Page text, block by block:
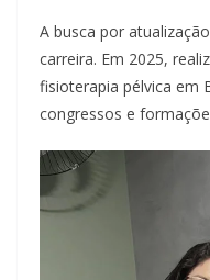
A busca por
carreira. Em 2025,
fisioterapia pélvica em
congressos e